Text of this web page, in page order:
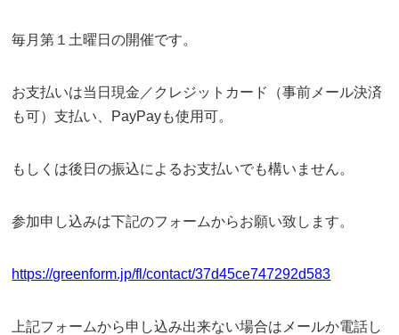
毎月第１土曜日の開催です。
お支払いは当日現金／クレジットカード（事前メール決済
も可）支払い、PayPayも使用可。
もしくは後日の振込によるお支払いでも構いません。
参加申し込みは下記のフォームからお願い致します。
https://greenform.jp/fl/contact/37d45ce747292d583
上記フォームから申し込み出来ない場合はメールか電話し